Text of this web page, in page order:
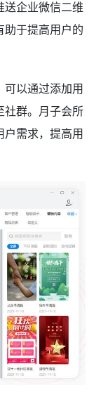
送企业微信二维
助于提高用户的
可以通过添加用
社群。月子会所
户需求，提高用